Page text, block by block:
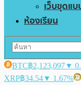
เว็บขุดแ
ห้องเรียน
BTC฿2,123,097▼
XRP฿34.54▼ 1.67%